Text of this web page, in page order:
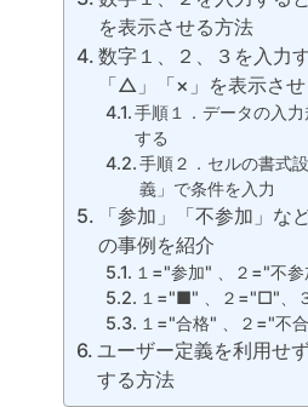
を表示させる方法
数字１、２、３を入力
「△」「×」を表示さ
手順１．データの入
する
手順２．セルの書式
義」で条件を入力
「参加」「不参加」な
の事例を紹介
１="参加" 、２="不
１="■" 、２="□"、
１="合格" 、２="不
ユーザー定義を利用せ
する方法